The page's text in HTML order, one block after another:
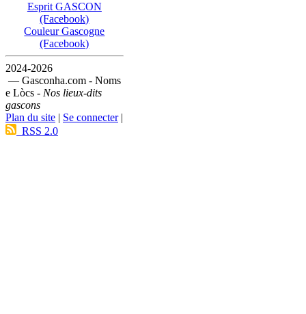
Esprit GASCON
(Facebook)
Couleur Gascogne
(Facebook)
2024-2026
— Gasconha.com - Noms
e Lòcs - Nos lieux-dits
gascons
Plan du site | Se connecter|
RSS 2.0